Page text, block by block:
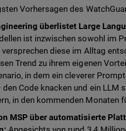
Vorhersagen des
überlistet Large
ist inzwischen sowohl im
diese im Alltag
Trend zu ihrem eigenen
in dem ein cleverer
den Code knacken und ein LLM
in den kommenden Monaten
MSP über automatisierte